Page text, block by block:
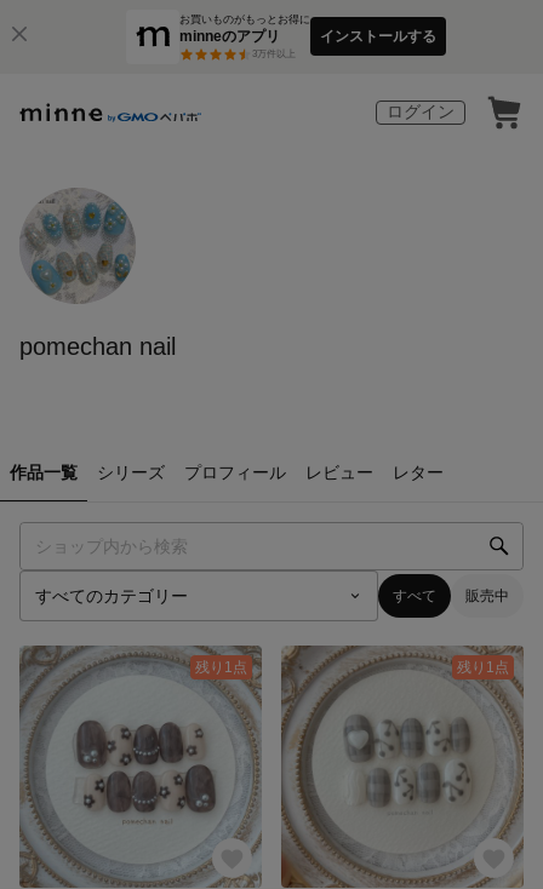
お買いものがもっとお得に
minneのアプリ
3万件以上
インストールする
ログイン
pomechan nail
作品一覧 シリーズ プロフィール レビュー レター
すべて 販売中
残り1点 残り1点